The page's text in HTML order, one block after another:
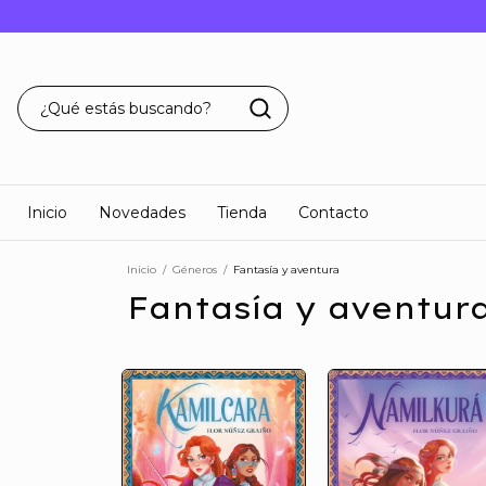
Inicio Novedades Tienda Contacto
Inicio / Géneros / Fantasía y aventura
Fantasía y